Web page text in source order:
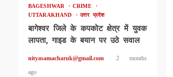
BAGESHWAR
CRIME
UTTARAKHAND
उत्तर प्रदेश
बागेश्वर जिले के कपकोट क्षेत्र में युवक
लापता, गाइड के बयान पर उठे सवाल
nityasamacharuk@gmail.com
2 months
ago